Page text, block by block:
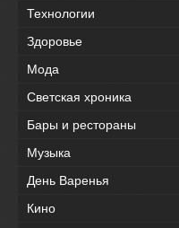
Технологии
Здоровье
Мода
Светская хроника
Бары и рестораны
Музыка
День Варенья
Кино